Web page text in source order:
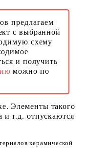
предлагаем
с выбранной
схему
и получить
можно по
Элементы такого
и т.д. отпускаются
керамической